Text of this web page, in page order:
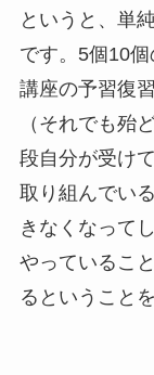
というと、単
です。5個10
講座の予習復
（それでも殆
段自分が受け
取り組んでい
きなくなって
やっているこ
るということ